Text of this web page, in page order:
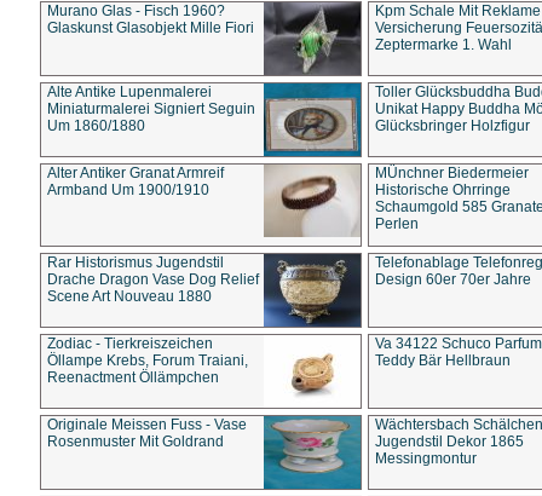
Murano Glas - Fisch 1960?
Glaskunst Glasobjekt Mille Fiori
Kpm Schale Mit Reklame
Versicherung
Zeptermarke 1. Wahl
Alte Antike Lupenmalerei
Miniaturmalerei Signiert Seguin
Um 1860/1880
Toller Glücksbuddha
Unikat Happy Buddha
Glücksbringer Holzfigur
Alter Antiker Granat Armreif
Armband Um 1900/1910
MÜnchner Biedermeier
Historische Ohrringe
Schaumgold 585
Perlen
Rar Historismus Jugendstil
Drache Dragon Vase Dog Relief
Scene Art Nouveau 1880
Telefonablage
Design 60er 70er Jahre
Zodiac - Tierkreiszeichen
Öllampe Krebs, Forum Traiani,
Reenactment Öllämpchen
Va 34122 Schuco
Teddy Bär Hellbraun
Originale Meissen Fuss - Vase
Rosenmuster Mit Goldrand
Wächtersbach Schälchen
Jugendstil Dekor 1865
Messingmontur